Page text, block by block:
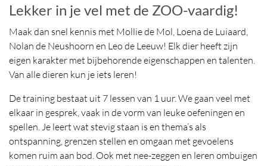
Lekker in je vel met de ZOO-vaardig!
Maak dan snel kennis met Mollie de Mol, Loena de Luiaard,
Nolan de Neushoorn en Leo de Leeuw! Elk dier heeft zijn
eigen karakter met bijbehorende eigenschappen en talenten.
Van alle dieren kun je iets leren!
De training bestaat uit 7 lessen van 1 uur. We gaan veel met
elkaar in gesprek, vaak in de vorm van leuke oefeningen en
spellen. Je leert wat stevig staan is en thema’s als
ontspanning, grenzen stellen en omgaan met gevoelens
komen ruim aan bod. Ook met nee-zeggen en leren ombuigen